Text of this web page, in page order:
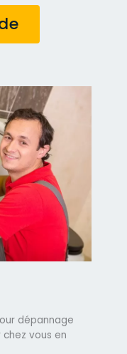
dépannage
vous en